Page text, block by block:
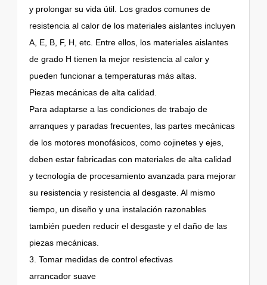
y prolongar su vida útil. Los grados comunes de
resistencia al calor de los materiales aislantes incluyen
A, E, B, F, H, etc. Entre ellos, los materiales aislantes
de grado H tienen la mejor resistencia al calor y
pueden funcionar a temperaturas más altas.
Piezas mecánicas de alta calidad.
Para adaptarse a las condiciones de trabajo de
arranques y paradas frecuentes, las partes mecánicas
de los motores monofásicos, como cojinetes y ejes,
deben estar fabricadas con materiales de alta calidad
y tecnología de procesamiento avanzada para mejorar
su resistencia y resistencia al desgaste. Al mismo
tiempo, un diseño y una instalación razonables
también pueden reducir el desgaste y el daño de las
piezas mecánicas.
3. Tomar medidas de control efectivas
arrancador suave